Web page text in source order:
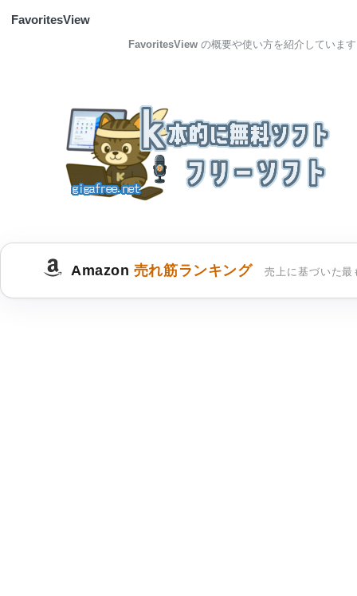
FavoritesView
FavoritesView の概要や使い方を紹介しています
Amazon 売れ筋ランキング 売上に基づいた最